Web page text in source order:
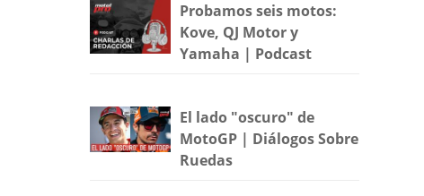
Probamos seis motos:
Kove, QJ Motor y
Yamaha | Podcast
El lado "oscuro" de
MotoGP | Diálogos Sobre
Ruedas